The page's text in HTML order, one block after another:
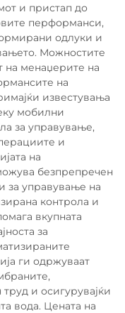
и пристап до
перформанси,
одлуки и
Можностите
на менаџерите на
на
известувања
мобилни
за управување,
и
на
безпрепречен
за управување на
контрола и
вкупната
за
ги одржуваат
труд и осигурувајќи
вода. Цената на